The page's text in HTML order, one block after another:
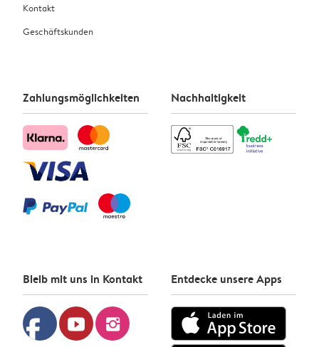
Kontakt
Geschäftskunden
Zahlungsmöglichkeiten Nachhaltigkeit
Bleib mit uns in Kontakt
facebook youtube instagram
Entdecke unsere Apps